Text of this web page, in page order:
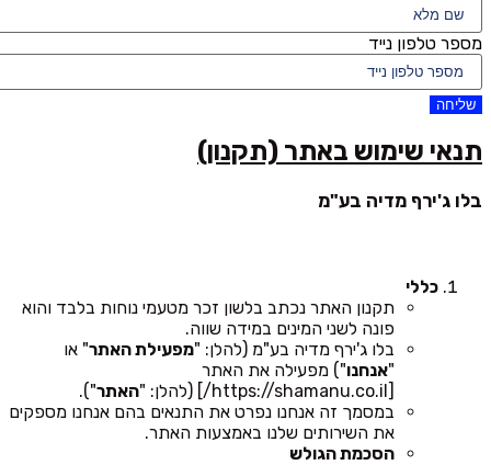
מספר טלפון נייד
שליחה
תנאי שימוש באתר (תקנון)
בלו ג'ירף מדיה בע"מ
כללי
תקנון האתר נכתב בלשון זכר מטעמי נוחות בלבד והוא
פונה לשני המינים במידה שווה.
בלו ג'ירף מדיה בע"מ (להלן: "מפעילת האתר" או
"אנחנו") מפעילה את האתר
[https://shamanu.co.il/] (להלן: "
האתר").
במסמך זה אנחנו נפרט את התנאים בהם אנחנו מספקים
את השירותים שלנו באמצעות האתר.
הסכמת הגולש